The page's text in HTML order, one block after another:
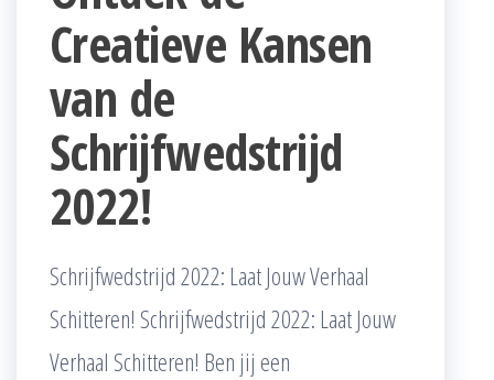
Creatieve Kansen
van de
Schrijfwedstrijd
2022!
Schrijfwedstrijd 2022: Laat Jouw Verhaal
Schitteren! Schrijfwedstrijd 2022: Laat Jouw
Verhaal Schitteren! Ben jij een